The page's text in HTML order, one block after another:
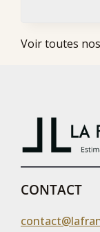
Voir toutes
CONTACT